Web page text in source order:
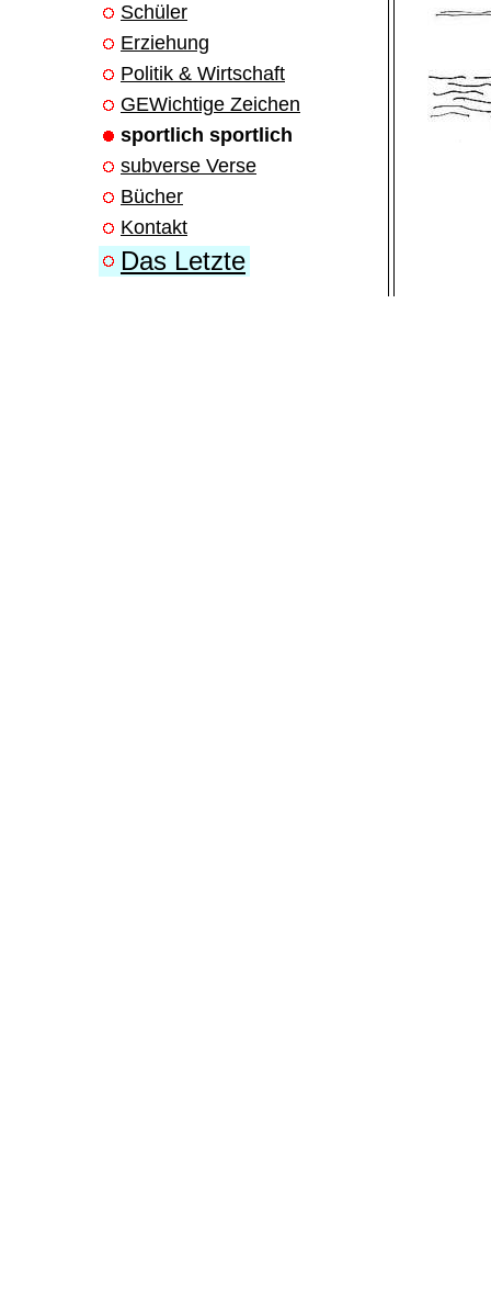
Schüler
Erziehung
Politik & Wirtschaft
GEWichtige Zeichen
sportlich sportlich
subverse Verse
Bücher
Kontakt
Das Letzte